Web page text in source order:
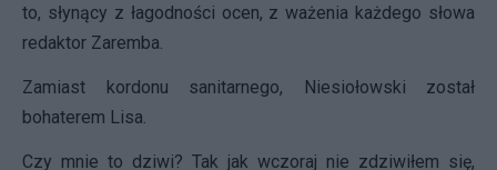
to, słynący z łagodności ocen, z ważenia każdego słowa
redaktor Zaremba.
Zamiast kordonu sanitarnego, Niesiołowski został
bohaterem Lisa.
Czy mnie to dziwi? Tak jak wczoraj nie zdziwiłem się,